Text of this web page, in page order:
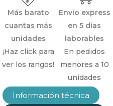
Más barato
cuantas más
unidades
¡Haz click para
ver los rangos!
Envío express
en 5 días
laborables
En pedidos
menores a 10
unidades
Información técnica